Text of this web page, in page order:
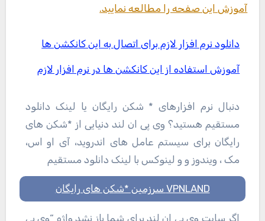
آموزش این صفحه را مطالعه نمایید.
دانلود نرم افزار لازم برای اتصال به این کانکشن ها
آموزش استفاده از این کانکشن ها در نرم افزار لازم
دنبال نرم افزارهای * شکن رایگان یا لینک دانلود
مستقیم هستید؟ وی پی ان لند دنیایی از *شکن های
رایگان برای سیستم عامل های اندروید، آی او اس،
مک ، ویندوز و و لینوکس با لینک دانلود مستقیم
VPNLAND سرزمین *شکن های رایگان
اگر سایت وی پی ان لند برای شما باز نشد واژه “وی پی